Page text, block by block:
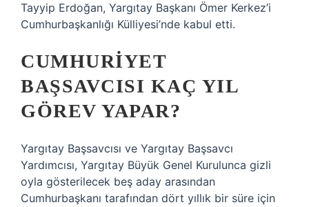
Tayyip Erdoğan, Yargıtay Başkanı Ömer Kerkez’i
Cumhurbaşkanlığı Külliyesi’nde kabul etti.
CUMHURIYET
BAŞSAVCISI KAÇ YIL
GÖREV YAPAR?
Yargıtay Başsavcısı ve Yargıtay Başsavcı
Yardımcısı, Yargıtay Büyük Genel Kurulunca gizli
oyla gösterilecek beş aday arasından
Cumhurbaşkanı tarafından dört yıllık bir süre için